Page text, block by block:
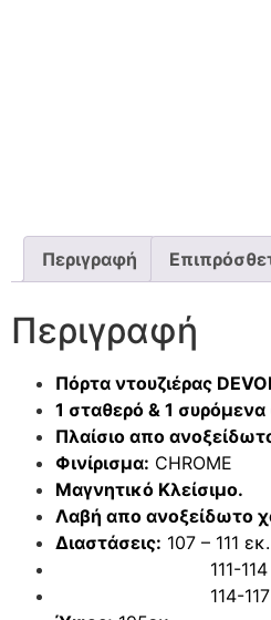
Περιγραφή
Περιγραφή
Πόρτα ντουζιέρας
1 σταθερό & 1
Πλαίσιο απο
Φινίρισμα: CHROME
Μαγνητικό Κλείσιμο.
Λαβή απο ανοξείδωτο
Διαστάσεις: 107 – 111 εκ.
111-114
114-117